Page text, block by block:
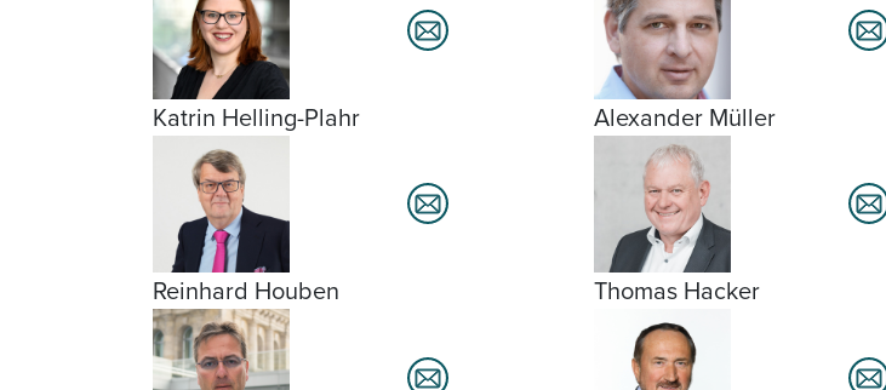
Katrin Helling-Plahr Alexander Müller
Reinhard Houben Thomas Hacker